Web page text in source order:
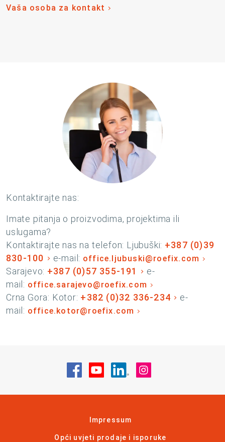
Vaša osoba za kontakt
Kontaktirajte nas:
Imate pitanja o proizvodima, projektima ili
uslugama?
Kontaktirajte nas na telefon: Ljubuški: +387 (0)39
830-100
e-mail: office.ljubuski@roefix.com
Sarajevo: +387 (0)57 355-191
e-
mail: office.sarajevo@roefix.com
Crna Gora: Kotor: +382 (0)32 336-234
e-
mail: office.kotor@roefix.com
Posjetite nas na Facebook
Posjetite nas na YouTube
Posjetite nas na
Impressum
Opći uvjeti prodaje i isporuke